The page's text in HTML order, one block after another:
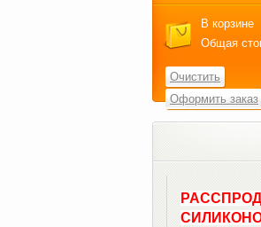
В корзине
Общая
Очистить
Оформить заказ